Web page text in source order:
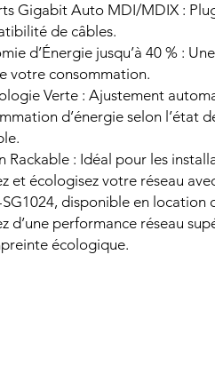
Gigabit Auto MDI/MDIX :
de câbles.
d’Énergie jusqu’à 40 % :
votre consommation.
Verte : Ajustement
d’énergie selon l’état
Rackable : Idéal pour les
et écologisez votre réseau
disponible en location
d’une performance réseau
écologique.